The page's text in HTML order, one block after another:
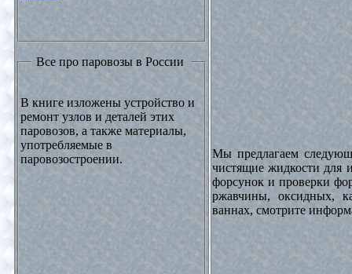
Все про паровозы в России
В книге изложены устройство и
ремонт узлов и деталей этих
паровозов, а также материалы,
употребляемые в
паровозостроении.
Мы предлагаем
чистящие жидкости для
форсунок и проверки
ржавчины, оксидных,
ваннах, смотрите